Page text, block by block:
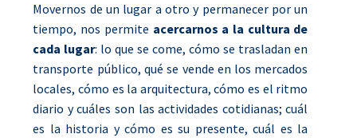
Movernos de un lugar a otro y permanecer por un
tiempo, nos permite acercarnos a la cultura de
cada lugar: lo que se come, cómo se trasladan en
transporte público, qué se vende en los mercados
locales, cómo es la arquitectura, cómo es el ritmo
diario y cuáles son las actividades cotidianas; cuál
es la historia y cómo es su presente, cuál es la